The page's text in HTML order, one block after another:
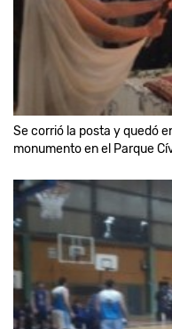
Se corrió la posta y quedó
monumento en el Parque